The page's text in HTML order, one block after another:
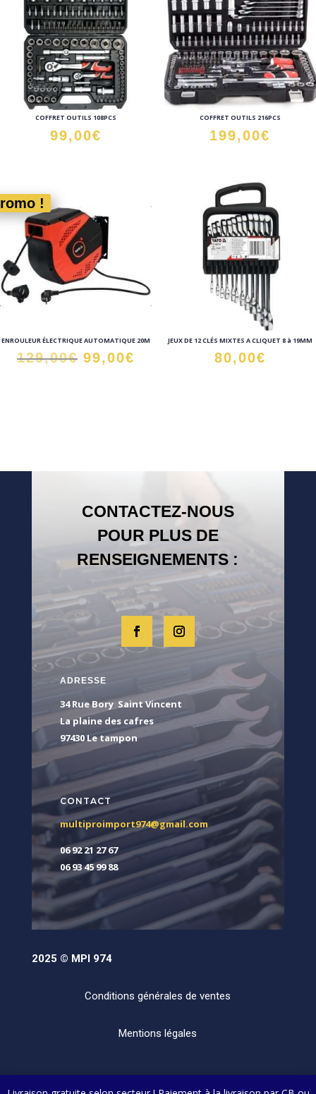
COFFRET OUTILS 108PCS
99,00€
COFFRET OUTILS 216PCS
199,00€
!
ENROULEUR ÉLECTRIQUE AUTOMATIQUE 20M
129,00€ Le
99,00€
JEUX DE 12 CLÉS MIXTES A CLIQUET 8 à 19MM
80,00€
CONTACTEZ-NOUS
POUR PLUS DE
RENSEIGNEMENTS :
ADRESSE
34 Rue Bory Saint Vincent
La plaine des cafres
97430 Le tampon
CONTACT
multiproimport974@gmail.com
06 92 21 27 67
06 93 45 99 88
2025 © MPI 974
Conditions générales de ventes
Mentions légales